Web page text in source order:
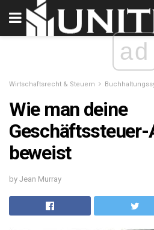
ad
Wirtschaftsrecht & Steuern
Wie man deine
Geschäftssteuer-
beweist
by Jean Murray